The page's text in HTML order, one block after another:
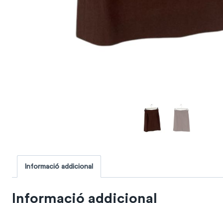
Informació addicional
Informació addicional